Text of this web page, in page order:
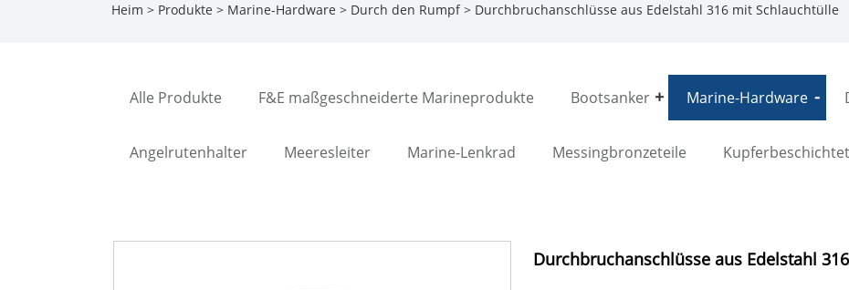
Heim > Produkte > Marine-Hardware > Durch den Rumpf> Durchbruchanschlüsse aus Edelstahl 316 mit Schlauchtülle
Alle Produkte F&E maßgeschneiderte Marineprodukte Bootsanker Marine-Hardware
Angelrutenhalter Meeresleiter Marine-Lenkrad Messingbronzeteile
Durchbruchanschlüsse aus Edelstahl